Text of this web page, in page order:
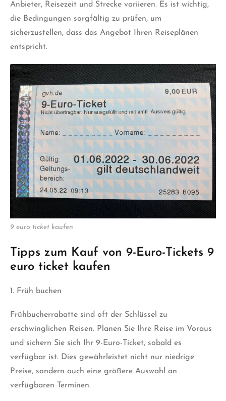
Anbieter, Reisezeit und Strecke variieren. Es ist wichtig,
die Bedingungen sorgfältig zu prüfen, um
sicherzustellen, dass das Angebot Ihren Reiseplänen
entspricht.
9 euro ticket kaufen
Tipps zum Kauf von 9-Euro-Tickets 9
euro ticket kaufen
1. Früh buchen
Frühbucherrabatte sind oft der Schlüssel zu
erschwinglichen Reisen. Planen Sie Ihre Reise im Voraus
und sichern Sie sich Ihr 9-Euro-Ticket, sobald es
verfügbar ist. Dies gewährleistet nicht nur niedrige
Preise, sondern auch eine größere Auswahl an
verfügbaren Terminen.